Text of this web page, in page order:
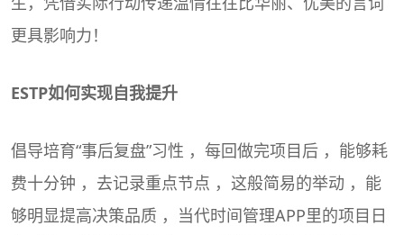
更具影响力！
ESTP如何实现自我提升
倡导培育“事后复盘”习性 ，每回做完项目后 ，能够耗
费十分钟 ，去记录重点节点 ，这般简易的举动 ，能
够明显提高决策品质 ，当代时间管理APP里的项目日